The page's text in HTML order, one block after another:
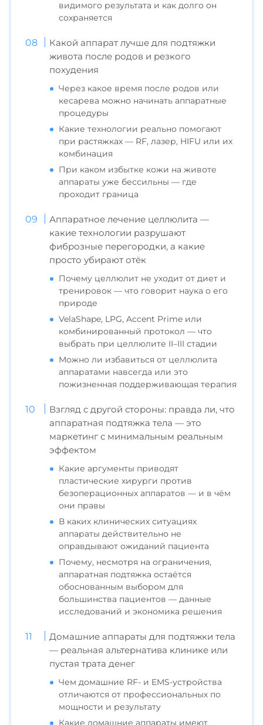
видимого результата и как долго он
сохраняется
Какой аппарат лучше для подтяжки
живота после родов и резкого
похудения
Через какое время после родов или
кесарева можно начинать аппаратные
процедуры
Какие технологии реально помогают
при растяжках — RF, лазер, HIFU или их
комбинация
При каком избытке кожи на животе
аппараты уже бессильны — где
проходит граница
Аппаратное лечение целлюлита —
какие технологии разрушают
фиброзные перегородки, а какие
просто убирают отёк
Почему целлюлит не уходит от диет и
тренировок — что говорит наука о его
природе
VelaShape, LPG, Accent Prime или
комбинированный протокол — что
выбрать при целлюлите II–III стадии
Можно ли избавиться от целлюлита
аппаратами навсегда или это
пожизненная поддерживающая терапия
Взгляд с другой стороны: правда ли, что
аппаратная подтяжка тела — это
маркетинг с минимальным реальным
эффектом
Какие аргументы приводят
пластические хирурги против
безоперационных аппаратов — и в чём
они правы
В каких клинических ситуациях
аппараты действительно не
оправдывают ожиданий пациента
Почему, несмотря на ограничения,
аппаратная подтяжка остаётся
обоснованным выбором для
большинства пациентов — данные
исследований и экономика решения
Домашние аппараты для подтяжки тела
— реальная альтернатива клинике или
пустая трата денег
Чем домашние RF- и EMS-устройства
отличаются от профессиональных по
мощности и результату
Какие домашние аппараты имеют